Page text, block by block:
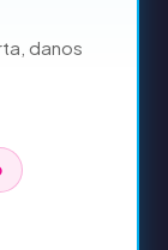
danos